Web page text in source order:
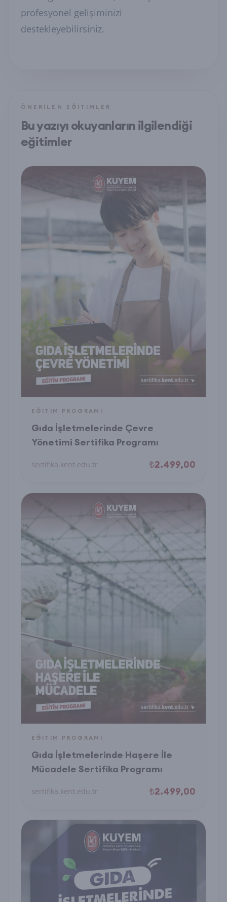
profesyonel gelişiminizi
destekleyebilirsiniz.
ÖNERILEN EĞITIMLER
Bu yazıyı okuyanların ilgilendiği
eğitimler
EĞITIM PROGRAMI
Gıda İşletmelerinde Çevre
Yönetimi Sertifika Programı
sertifika.kent.edu.tr ₺2.499,00
EĞITIM PROGRAMI
Gıda İşletmelerinde Haşere İle
Mücadele Sertifika Programı
sertifika.kent.edu.tr ₺2.499,00